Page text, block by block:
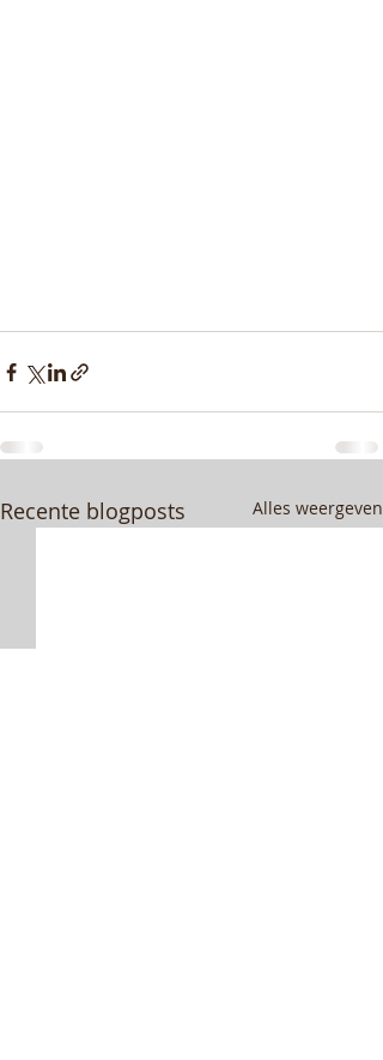
Recente blogposts Alles weergeven